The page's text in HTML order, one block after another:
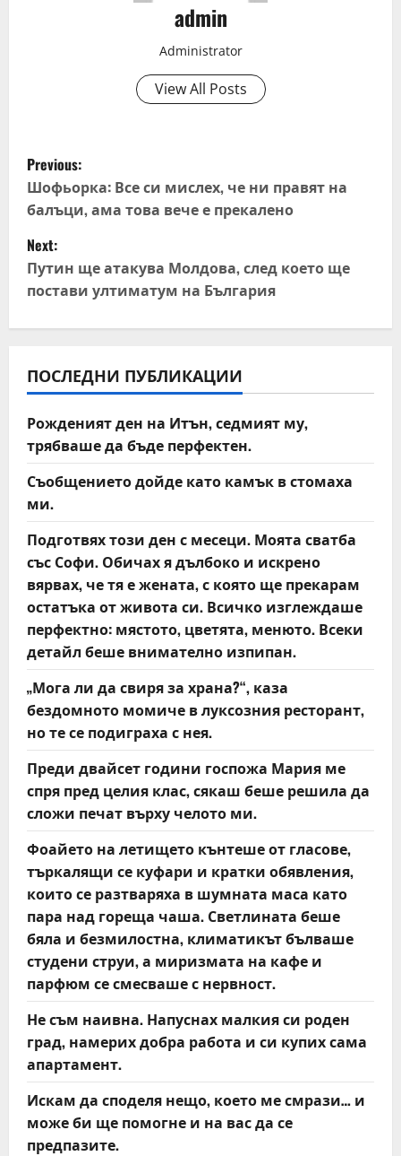
admin
Administrator
View All Posts
P
o
s
t
n
v
i
g
a
t
i
o
n
Previous:
Шофьорка: Все си мислех, че ни правят на
балъци, ама това вече е прекалено
Next:
Путин ще атакува Молдова, след което ще
постави ултиматум на България
ПОСЛЕДНИ ПУБЛИКАЦИИ
Рожденият ден на Итън, седмият му,
трябваше да бъде перфектен.
Съобщението дойде като камък в стомаха
ми.
Подготвях този ден с месеци. Моята сватба
със Софи. Обичах я дълбоко и искрено
вярвах, че тя е жената, с която ще прекарам
остатъка от живота си. Всичко изглеждаше
перфектно: мястото, цветята, менюто. Всеки
детайл беше внимателно изпипан.
„Мога ли да свиря за храна?“, каза
бездомното момиче в луксозния ресторант,
но те се подиграха с нея.
Преди двайсет години госпожа Мария ме
спря пред целия клас, сякаш беше решила да
сложи печат върху челото ми.
Фоайето на летището кънтеше от гласове,
търкалящи се куфари и кратки обявления,
които се разтваряха в шумната маса като
пара над гореща чаша. Светлината беше
бяла и безмилостна, климатикът бълваше
студени струи, а миризмата на кафе и
парфюм се смесваше с нервност.
Не съм наивна. Напуснах малкия си роден
град, намерих добра работа и си купих сама
апартамент.
Искам да споделя нещо, което ме смрази… и
може би ще помогне и на вас да се
предпазите.